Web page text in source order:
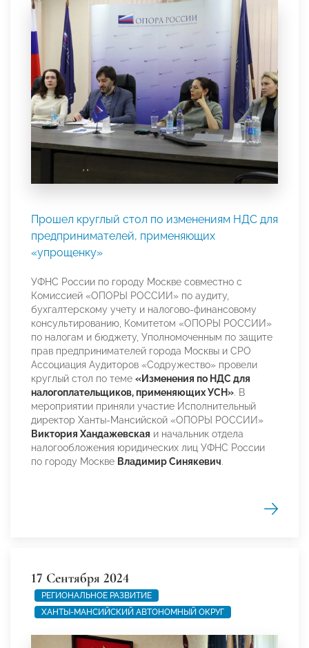
Прошел круглый стол по изменениям НДС для
предпринимателей, применяющих
«упрощенку»
УФНС России по городу Москве совместно с
Комиссией «ОПОРЫ РОССИИ» по аудиту,
бухгалтерскому учету и налогово-финансовому
консультированию, Комитетом «ОПОРЫ РОССИИ»
по налогам и бюджету, Уполномоченным по защите
прав предпринимателей города Москвы и СРО
Ассоциация Аудиторов «Содружество» провели
круглый стол по теме «Изменения по НДС для
налогоплательщиков, применяющих УСН». В
мероприятии приняли участие Исполнительный
директор Ханты-Мансийской «ОПОРЫ РОССИИ»
Виктория Хандажевская и начальник отдела
налогообложения юридических лиц УФНС России
по городу Москве Владимир Синякевич.
17 Сентября 2024
РЕГИОНАЛЬНОЕ РАЗВИТИЕ
ХАНТЫ-МАНСИЙСКИЙ АВТОНОМНЫЙ ОКРУГ